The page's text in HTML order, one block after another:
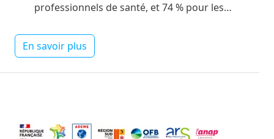
professionnels de santé, et 74 % pour les…
En savoir plus